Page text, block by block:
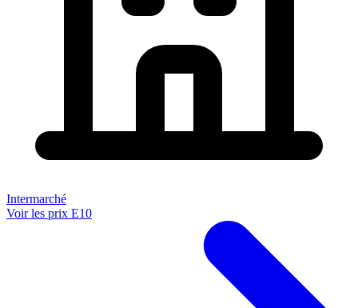
Intermarché
Voir les prix E10